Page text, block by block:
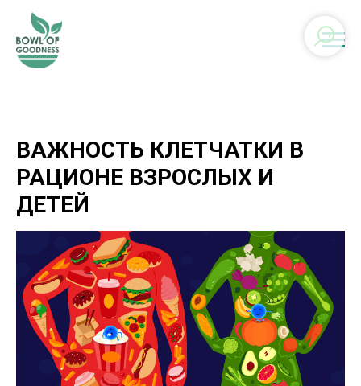
ВАЖНОСТЬ КЛЕТЧАТКИ В
РАЦИОНЕ ВЗРОСЛЫХ И
ДЕТЕЙ